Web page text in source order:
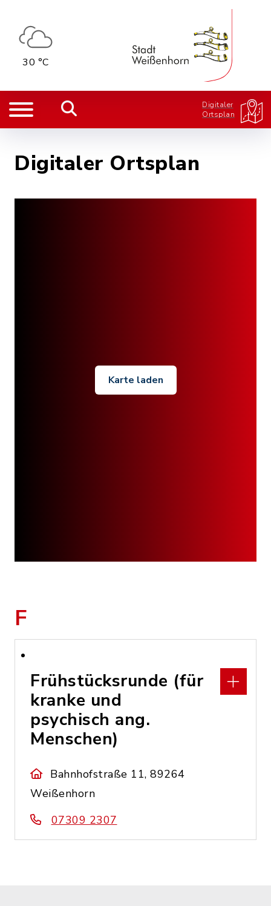
30 °C
Digitaler
Ortsplan
Digitaler Ortsplan
Karte laden
F
Frühstücksrunde (für
kranke und
psychisch ang.
Menschen)
Bahnhofstraße 11, 89264
Weißenhorn
07309 2307